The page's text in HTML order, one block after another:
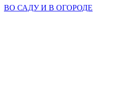
ВО САДУ И В ОГОРОДЕ